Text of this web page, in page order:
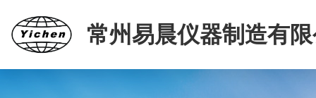
常州易晨仪器制造有